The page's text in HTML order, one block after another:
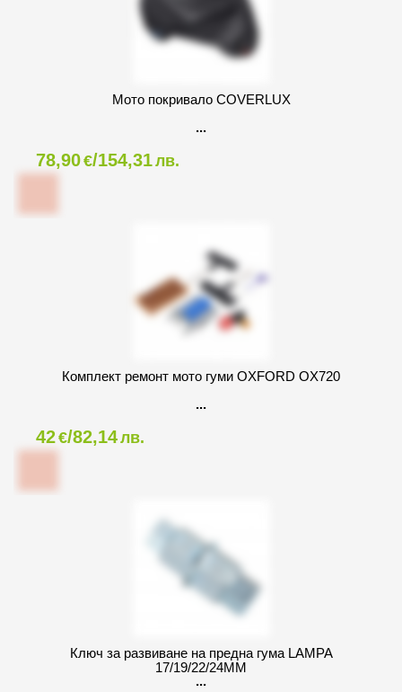
Мото покривало COVERLUX
78,90€/154,31лв.
Комплект ремонт мото гуми OXFORD OX720
42€/82,14лв.
Ключ за развиване на предна гума LAMPA
17/19/22/24MM